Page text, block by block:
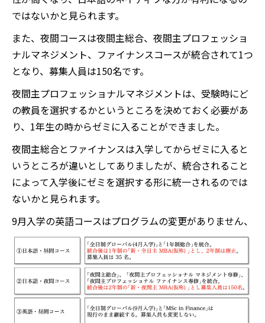
ではないかと見られます。
また、夜間コースは夜間主総合、夜間主プロフェッショ
ナルマネジメント、ファイナンスコースが統合されて1つ
となり、募集人員は150名です。
夜間主プロフェッショナルマネジメントは、受験時にど
の教員を選択するかというところを決めておく必要があ
り、1年生の時からゼミに入ることができました。
夜間主総合とファイナンスは入学してからゼミに入ると
いうところが違いとしてありましたが、統合されること
によって入学後にゼミを選択する形に統一されるのでは
ないかと見られます。
9月入学の英語コースはプログラムの変更がありません、